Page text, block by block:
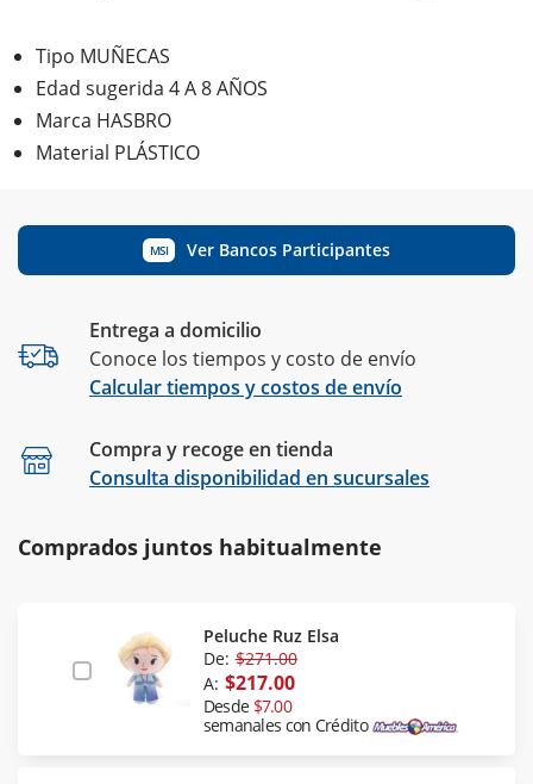
Tipo MUÑECAS
Edad sugerida 4 A 8 AÑOS
Marca HASBRO
Material PLÁSTICO
MSI Ver Bancos Participantes
Entrega a domicilio
Conoce los tiempos y costo de envío
Calcular tiempos y costos de envío
Compra y recoge en tienda
Consulta disponibilidad en sucursales
Comprados juntos habitualmente
Peluche Ruz Elsa
De: $271.00
A: $217.00
Desde $7.00
semanales con Crédito